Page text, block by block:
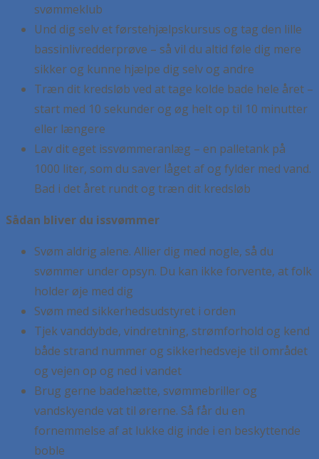
svømmeklub
Und dig selv et førstehjælpskursus og tag den lille
bassinlivredderprøve – så vil du altid føle dig mere
sikker og kunne hjælpe dig selv og andre
Træn dit kredsløb ved at tage kolde bade hele året –
start med 10 sekunder og øg helt op til 10 minutter
eller længere
Lav dit eget issvømmeranlæg – en palletank på
1000 liter, som du saver låget af og fylder med vand.
Bad i det året rundt og træn dit kredsløb
Sådan bliver du issvømmer
Svøm aldrig alene. Allier dig med nogle, så du
svømmer under opsyn. Du kan ikke forvente, at folk
holder øje med dig
Svøm med sikkerhedsudstyret i orden
Tjek vanddybde, vindretning, strømforhold og kend
både strand nummer og sikkerhedsveje til området
og vejen op og ned i vandet
Brug gerne badehætte, svømmebriller og
vandskyende vat til ørerne. Så får du en
fornemmelse af at lukke dig inde i en beskyttende
boble